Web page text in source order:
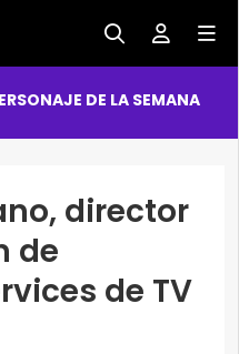
DE LA SEMANA
director
de
de TV